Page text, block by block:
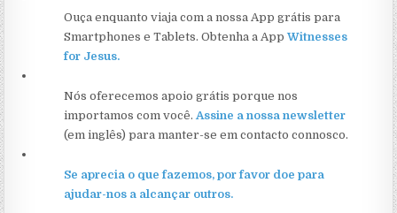
Ouça enquanto viaja com a nossa App grátis para
Smartphones e Tablets. Obtenha a App Witnesses
for Jesus.
Nós oferecemos apoio grátis porque nos
importamos com você. Assine a nossa newsletter
(em inglês) para manter-se em contacto connosco.
Se aprecia o que fazemos, por favor doe para
ajudar-nos a alcançar outros.